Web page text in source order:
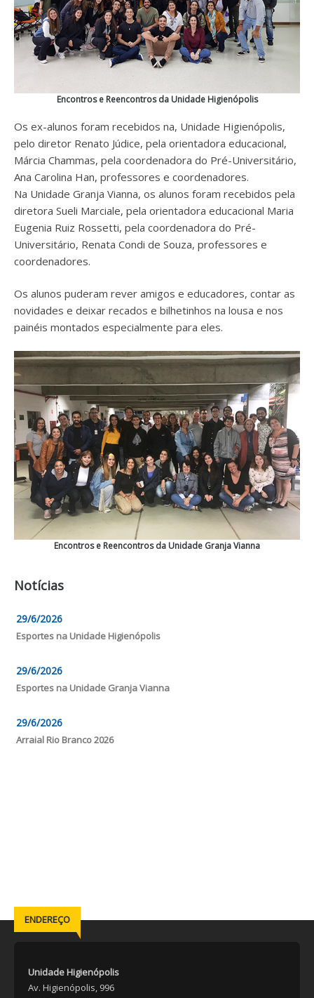
Encontros e Reencontros da Unidade Higienópolis
Os ex-alunos foram recebidos na, Unidade Higienópolis,
pelo diretor Renato Júdice, pela orientadora educacional,
Márcia Chammas, pela coordenadora do Pré-Universitário,
Ana Carolina Han, professores e coordenadores.
Na Unidade Granja Vianna, os alunos foram recebidos pela
diretora Sueli Marciale, pela orientadora educacional Maria
Eugenia Ruiz Rossetti, pela coordenadora do Pré-
Universitário, Renata Condi de Souza, professores e
coordenadores.
Os alunos puderam rever amigos e educadores, contar as
novidades e deixar recados e bilhetinhos na lousa e nos
painéis montados especialmente para eles.
Encontros e Reencontros da Unidade Granja Vianna
Notícias
29/6/2026
Esportes na Unidade Higienópolis
29/6/2026
Esportes na Unidade Granja Vianna
29/6/2026
Arraial Rio Branco 2026
ENDEREÇO
Unidade Higienópolis
Av. Higienópolis, 996